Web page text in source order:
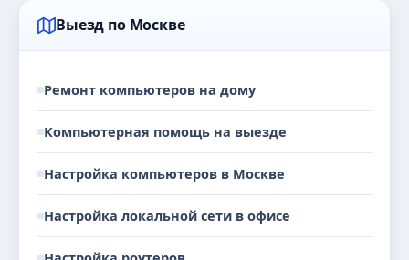
Выезд по Москве
Ремонт компьютеров на дому
Компьютерная помощь на выезде
Настройка компьютеров в Москве
Настройка локальной сети в офисе